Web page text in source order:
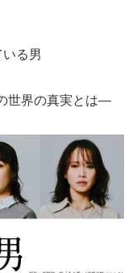
る男
世界の真実とは―